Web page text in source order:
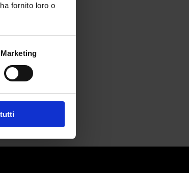
fornito loro o
Marketing
di sé